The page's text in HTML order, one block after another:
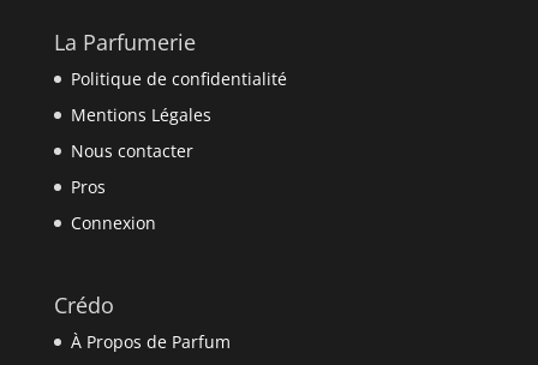
La Parfumerie
Politique de confidentialité
Mentions Légales
Nous contacter
Pros
Connexion
Crédo
À Propos de Parfum